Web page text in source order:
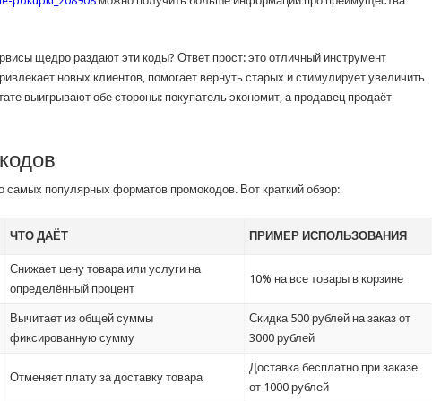
щедро раздают эти коды? Ответ прост: это отличный инструмент
новых клиентов, помогает вернуть старых и стимулирует увеличить
выигрывают обе стороны: покупатель экономит, а продавец продаёт
самых популярных форматов промокодов. Вот краткий обзор:
ЧТО ДАЁТ ПРИМЕР ИСПОЛЬЗОВАНИЯ
Снижает цену товара или услуги на
определённый процент
10% на все товары в корзине
Вычитает из общей суммы
фиксированную сумму
Скидка 500 рублей на заказ от
3000 рублей
Отменяет плату за доставку товара
Доставка бесплатно при заказе
от 1000 рублей